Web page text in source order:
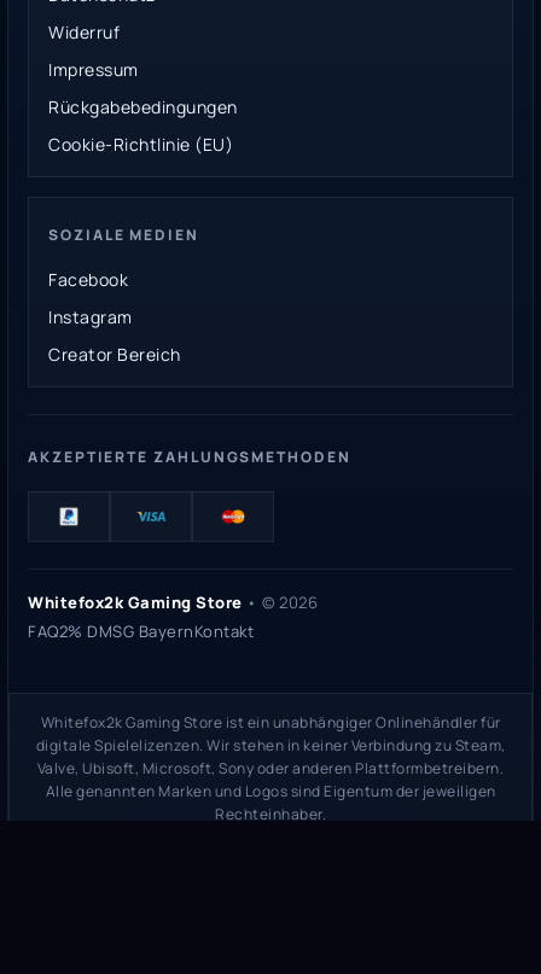
Widerruf
Impressum
Rückgabebedingungen
Cookie-Richtlinie (EU)
SOZIALE MEDIEN
Facebook
Instagram
Creator Bereich
AKZEPTIERTE ZAHLUNGSMETHODEN
Whitefox2k Gaming Store • © 2026
FAQ2% DMSG BayernKontakt
Whitefox2k Gaming Store ist ein unabhängiger Onlinehändler für
digitale Spielelizenzen. Wir stehen in keiner Verbindung zu Steam,
Valve, Ubisoft, Microsoft, Sony oder anderen Plattformbetreibern.
Alle genannten Marken und Logos sind Eigentum der jeweiligen
Rechteinhaber.